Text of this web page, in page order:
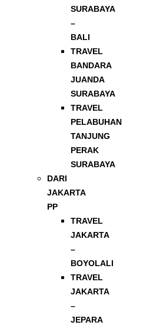
SURABAYA
–
BALI
TRAVEL
BANDARA
JUANDA
SURABAYA
TRAVEL
PELABUHAN
TANJUNG
PERAK
SURABAYA
DARI
JAKARTA
PP
TRAVEL
JAKARTA
–
BOYOLALI
TRAVEL
JAKARTA
–
JEPARA